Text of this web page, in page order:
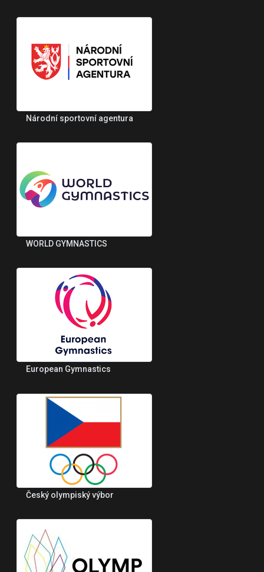
Národní sportovní agentura
WORLD GYMNASTICS
European Gymnastics
Český olympiský výbor